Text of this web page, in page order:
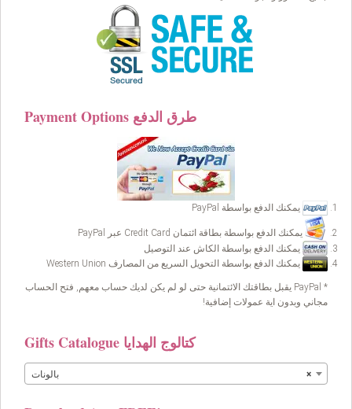
Payment Options طرق الدفع
يمكنك الدفع بواسطة PayPal
يمكنك الدفع بواسطة بطاقة ائتمان Credit Card عبر PayPal
يمكنك الدفع بواسطة الكاش عند التوصيل
يمكنك الدفع بواسطة التحويل السريع من المصارف Western Union
* PayPal يقبل بطاقتك الائتمانية حتى لو لم يكن لديك حساب معهم, فتح الحساب
مجاني وبدون اية عمولات إضافية!
Gifts Catalogue كتالوج الهدايا
× بالونات